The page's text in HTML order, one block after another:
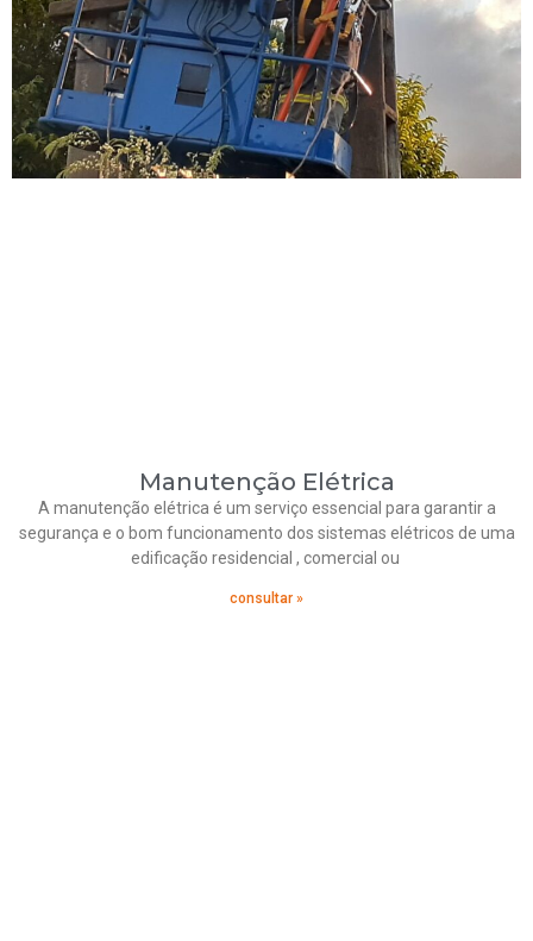
Manutenção Elétrica
A manutenção elétrica é um serviço essencial para garantir a
segurança e o bom funcionamento dos sistemas elétricos de uma
edificação residencial , comercial ou
consultar »